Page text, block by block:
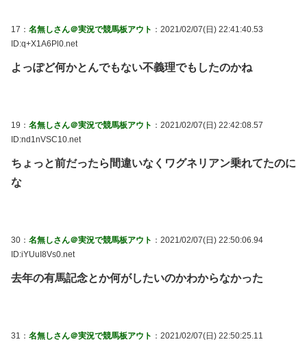
17： 名無しさん＠実況で競馬板アウト ：2021/02/07(日) 22:41:40.53
ID:q+X1A6Pl0.net
よっぽど何かとんでもない不義理でもしたのかね
19： 名無しさん＠実況で競馬板アウト ：2021/02/07(日) 22:42:08.57
ID:nd1nVSC10.net
ちょっと前だったら間違いなくワグネリアン乗れてたのに
な
30： 名無しさん＠実況で競馬板アウト ：2021/02/07(日) 22:50:06.94
ID:iYUuI8Vs0.net
去年の有馬記念とか何がしたいのかわからなかった
31： 名無しさん＠実況で競馬板アウト ：2021/02/07(日) 22:50:25.11